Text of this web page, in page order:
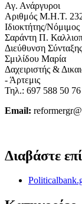
Αγ. Ανάργυροι
Αριθμός Μ.Η.Τ.
Ιδιοκτήτης/
Σαράντη Π.
Διεύθυνση
Σμιλίδου Μαρία
Δαχειριστής &
- Άρτεμις
Τηλ.: 697 588 50 76
Email:
Διαβάστε